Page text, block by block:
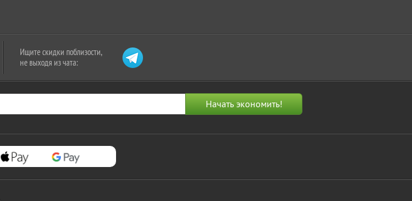
Ищите скидки поблизости,
не выходя из чата: